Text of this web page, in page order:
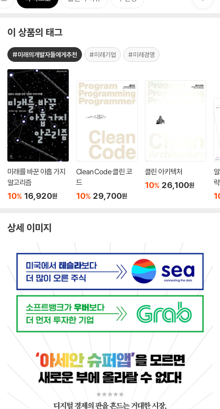
이 상품의 태그
#미래의개발자들에게추천 #미래기업 #미래경영
미래를 바꾼 아홉 가지
알고리즘
10% 16,920원
Clean Code 클린 코
드
10% 29,700원
클린 아키텍처
10% 26,100원
상세 이미지